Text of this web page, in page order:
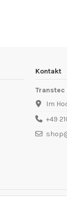
Kontakt
Transtec
Im
+49